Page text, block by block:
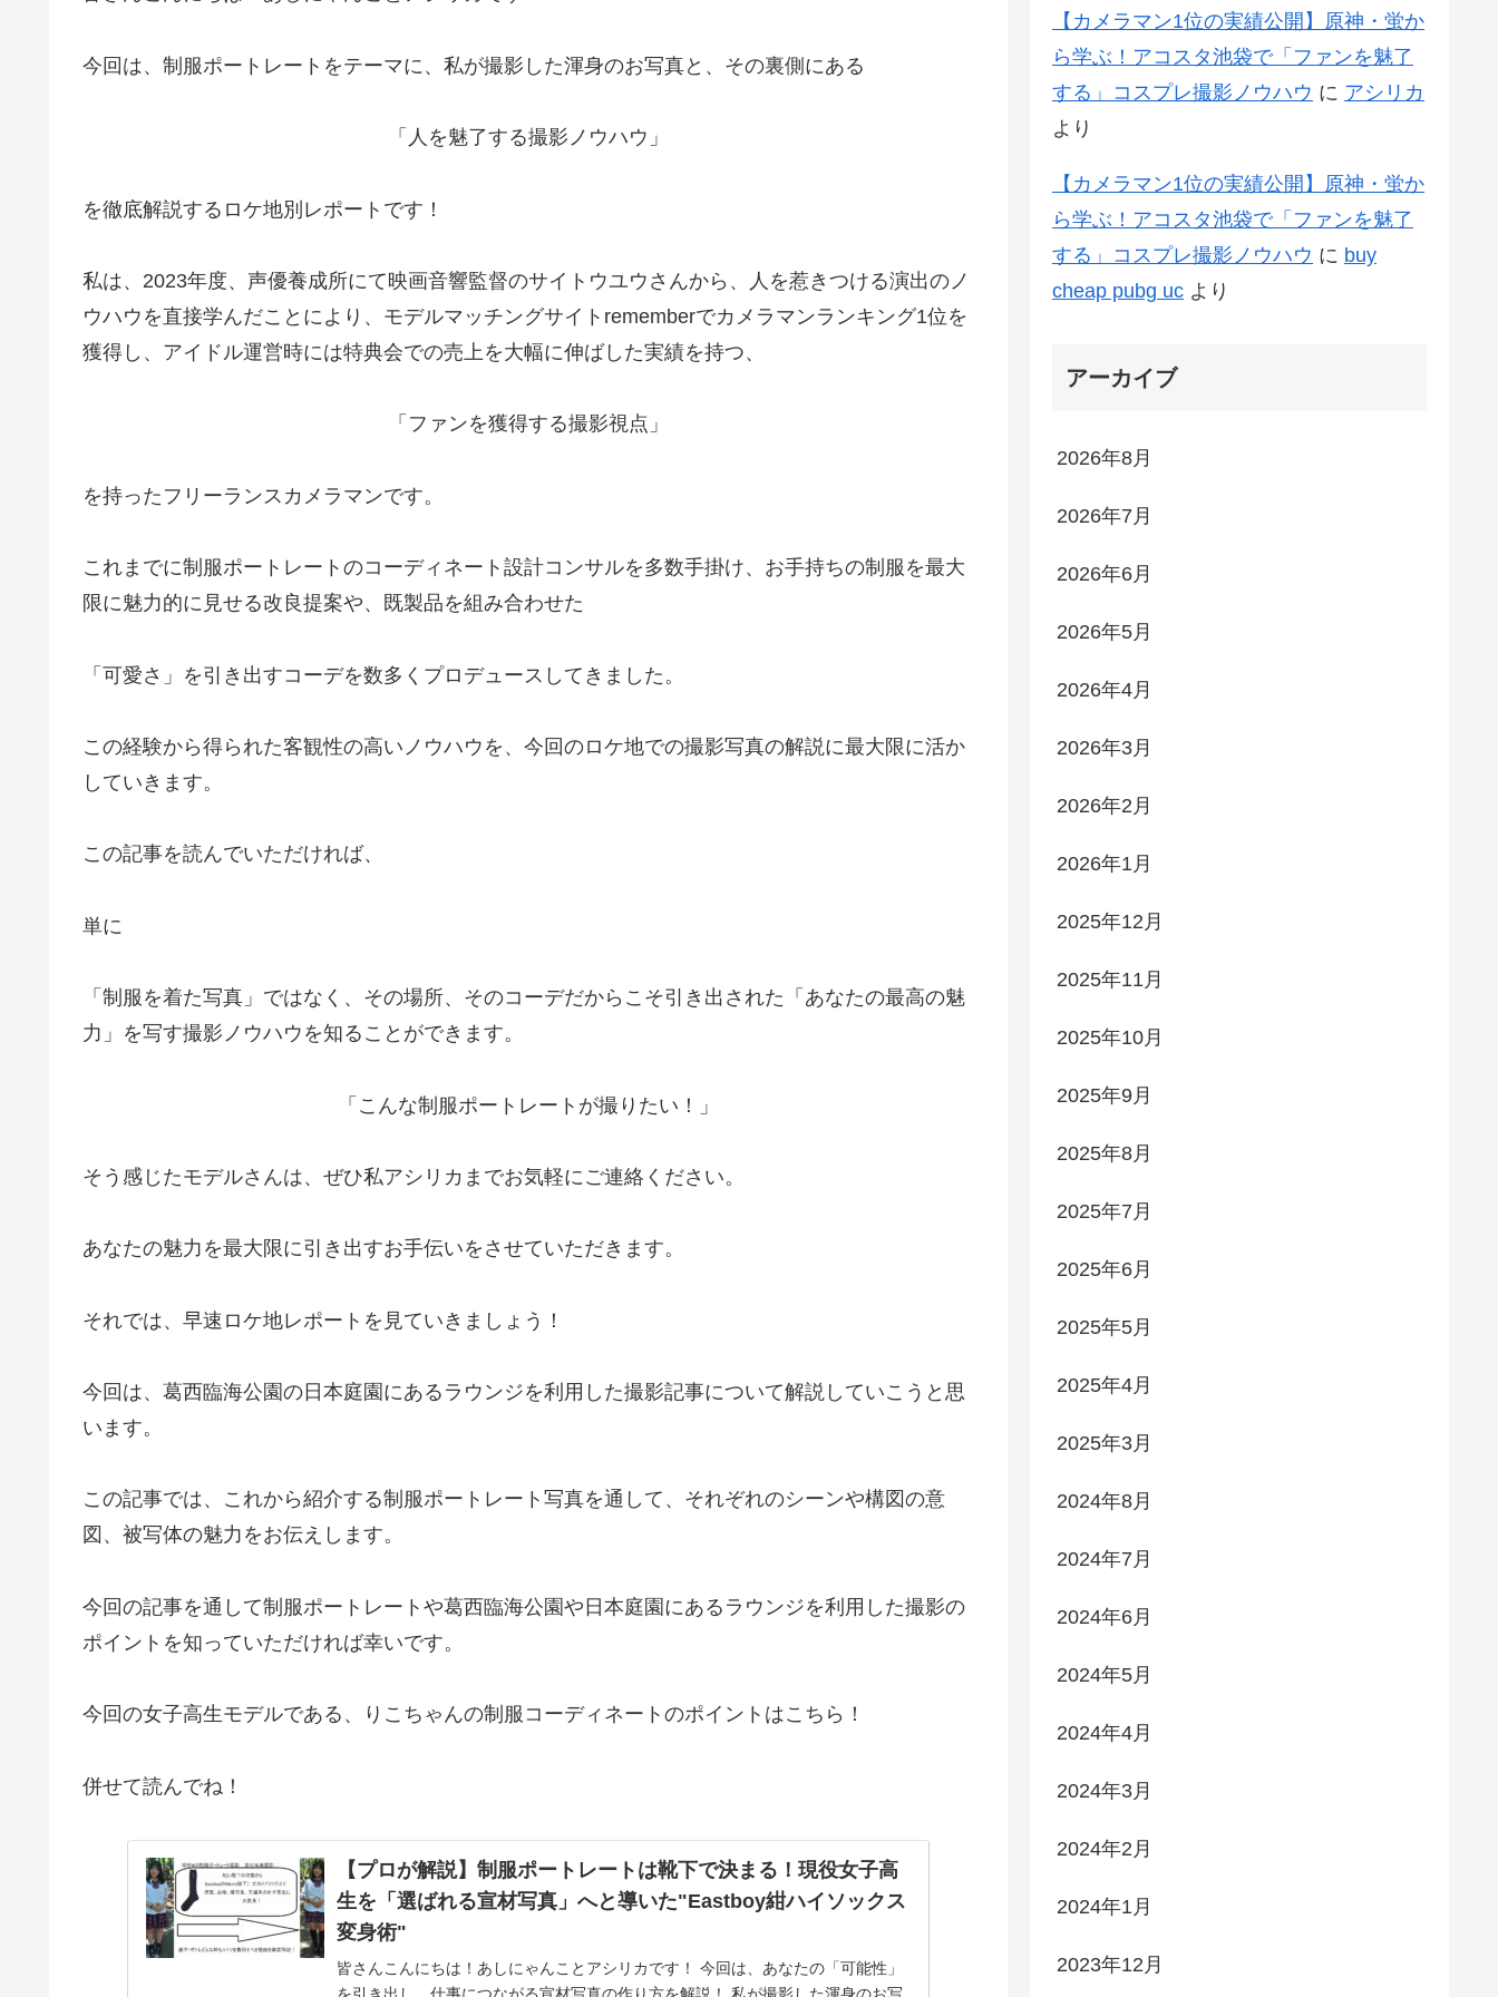
今回は、制服ポートレートをテーマに、私が撮影した渾身のお写真と、その裏側にある
「人を魅了する撮影ノウハウ」
を徹底解説するロケ地別レポートです！
私は、2023年度、声優養成所にて映画音響監督のサイトウユウさんから、人を惹きつける演出のノ
ウハウを直接学んだことにより、モデルマッチングサイトrememberでカメラマンランキング1位を
獲得し、アイドル運営時には特典会での売上を大幅に伸ばした実績を持つ、
「ファンを獲得する撮影視点」
を持ったフリーランスカメラマンです。
これまでに制服ポートレートのコーディネート設計コンサルを多数手掛け、お手持ちの制服を最大
限に魅力的に見せる改良提案や、既製品を組み合わせた
「可愛さ」を引き出すコーデを数多くプロデュースしてきました。
この経験から得られた客観性の高いノウハウを、今回のロケ地での撮影写真の解説に最大限に活か
していきます。
この記事を読んでいただければ、
単に
「制服を着た写真」ではなく、その場所、そのコーデだからこそ引き出された「あなたの最高の魅
力」を写す撮影ノウハウを知ることができます。
「こんな制服ポートレートが撮りたい！」
そう感じたモデルさんは、ぜひ私アシリカまでお気軽にご連絡ください。
あなたの魅力を最大限に引き出すお手伝いをさせていただきます。
それでは、早速ロケ地レポートを見ていきましょう！
今回は、葛西臨海公園の日本庭園にあるラウンジを利用した撮影記事について解説していこうと思
います。
この記事では、これから紹介する制服ポートレート写真を通して、それぞれのシーンや構図の意
図、被写体の魅力をお伝えします。
今回の記事を通して制服ポートレートや葛西臨海公園や日本庭園にあるラウンジを利用した撮影の
ポイントを知っていただければ幸いです。
今回の女子高生モデルである、りこちゃんの制服コーディネートのポイントはこちら！
併せて読んでね！
【プロが解説】制服ポートレートは靴下で決まる！現役女子高
生を「選ばれる宣材写真」へと導いた"Eastboy紺ハイソックス
変身術"
皆さんこんにちは！あしにゃんことアシリカです！ 今回は、あなたの「可能性」
を引き出し、仕事につながる宣材写真の作り方を解説！ 私が撮影した渾身のお写
【カメラマン1位の実績公開】原神・蛍か
ら学ぶ！アコスタ池袋で「ファンを魅了
する」コスプレ撮影ノウハウ に アシリカ
より
【カメラマン1位の実績公開】原神・蛍か
ら学ぶ！アコスタ池袋で「ファンを魅了
する」コスプレ撮影ノウハウ に buy
cheap pubg uc より
アーカイブ
2026年8月
2026年7月
2026年6月
2026年5月
2026年4月
2026年3月
2026年2月
2026年1月
2025年12月
2025年11月
2025年10月
2025年9月
2025年8月
2025年7月
2025年6月
2025年5月
2025年4月
2025年3月
2024年8月
2024年7月
2024年6月
2024年5月
2024年4月
2024年3月
2024年2月
2024年1月
2023年12月